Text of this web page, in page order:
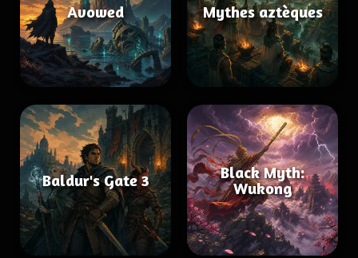
Avowed Mythes aztèques
Baldur's Gate 3
Black Myth:
Wukong